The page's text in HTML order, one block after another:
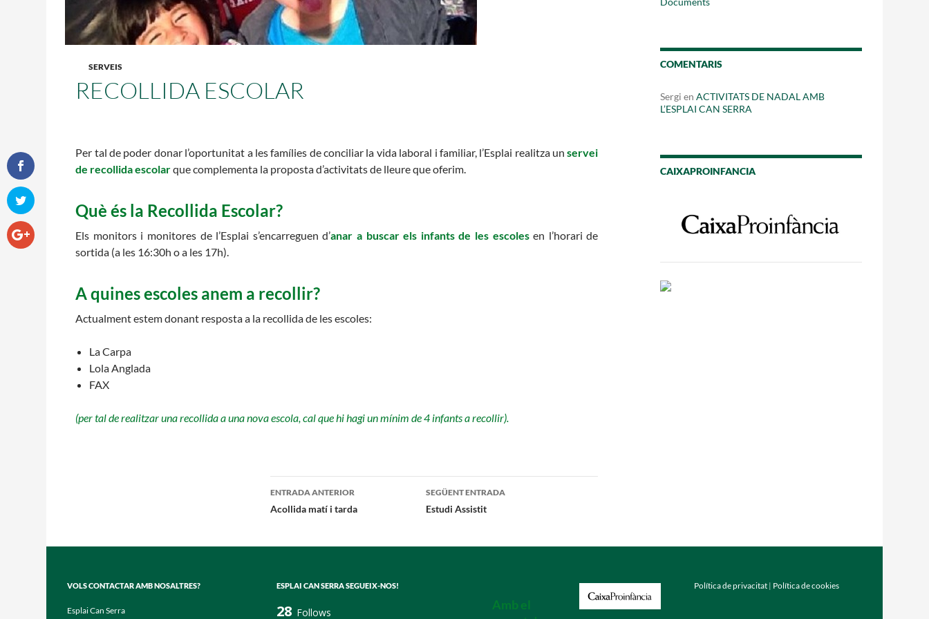
SERVEIS
RECOLLIDA ESCOLAR
Per tal de poder donar l’oportunitat a les famílies de conciliar la vida laboral i familiar, l’Esplai realitza un servei
de recollida escolarque complementa la proposta d’activitats de lleure que oferim.
Què és la Recollida Escolar?
Els monitors i monitores de l’Esplai s’encarreguen d’anar a buscar els infants de les escolesen l’horari de
sortida (a les 16:30h o a les 17h).
A quines escoles anem a recollir?
Actualment estem donant resposta a la recollida de les escoles:
La Carpa
Lola Anglada
FAX
(per tal de realitzar una recollida a una nova escola, cal que hi hagi un mínim de 4 infants a recollir).
Navegació
per
ENTRADA ANTERIOR
Acollida matí i tarda
SEGÜENT ENTRADA
Estudi Assistit
COMENTARIS
Sergi enACTIVITATS DE NADAL AMB
L’ESPLAI CAN SERRA
CAIXAPROINFANCIA
VOLS CONTACTAR AMB NOSALTRES?
Esplai Can Serra
ESPLAI CAN SERRA SEGUEIX-NOS!
28 Follows
Amb el
Política de privacitat | Política de cookies
L'equip
Missió i valors
Els comptes clars
Butlletins
Diari de la Fundació
Fundesplai als mitjans